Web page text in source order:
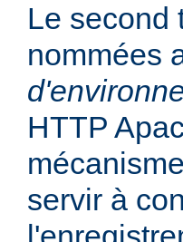
Le second
nommées
HTTP
servir à